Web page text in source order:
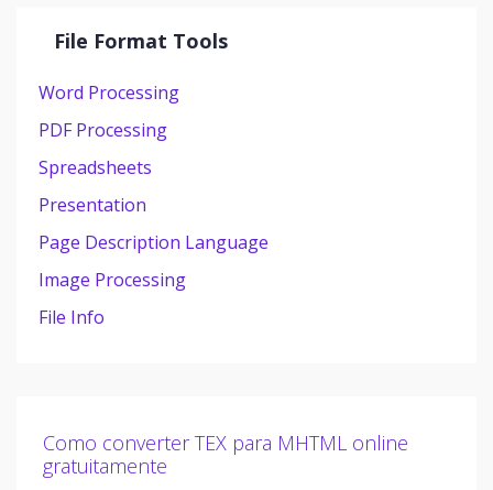
File Format Tools
Word Processing
PDF Processing
Spreadsheets
Presentation
Page Description Language
Image Processing
File Info
Como converter TEX para MHTML online
gratuitamente